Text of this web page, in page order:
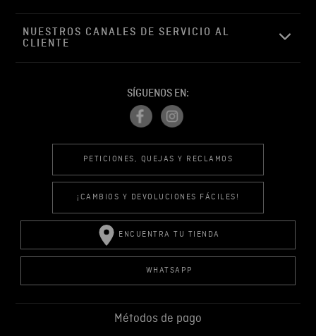
ENVIAR COMENTARIO
NUESTROS CANALES DE SERVICIO AL
CLIENTE
SÍGUENOS EN:
PETICIONES, QUEJAS Y RECLAMOS
¡CAMBIOS Y DEVOLUCIONES FÁCILES!
ENCUENTRA TU TIENDA
WHATSAPP
Métodos de pago